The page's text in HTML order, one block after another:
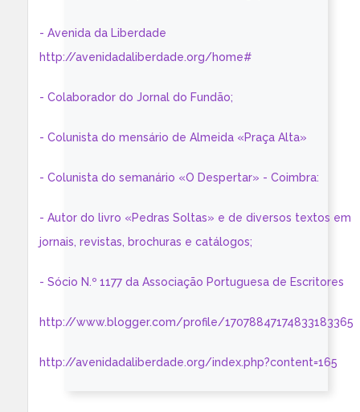
- Avenida da Liberdade
http://avenidadaliberdade.org/home#
- Colaborador do Jornal do Fundão;
- Colunista do mensário de Almeida «Praça Alta»
- Colunista do semanário «O Despertar» - Coimbra:
- Autor do livro «Pedras Soltas» e de diversos textos em
jornais, revistas, brochuras e catálogos;
- Sócio N.º 1177 da Associação Portuguesa de Escritores
http://www.blogger.com/profile/17078847174833183365
http://avenidadaliberdade.org/index.php?content=165